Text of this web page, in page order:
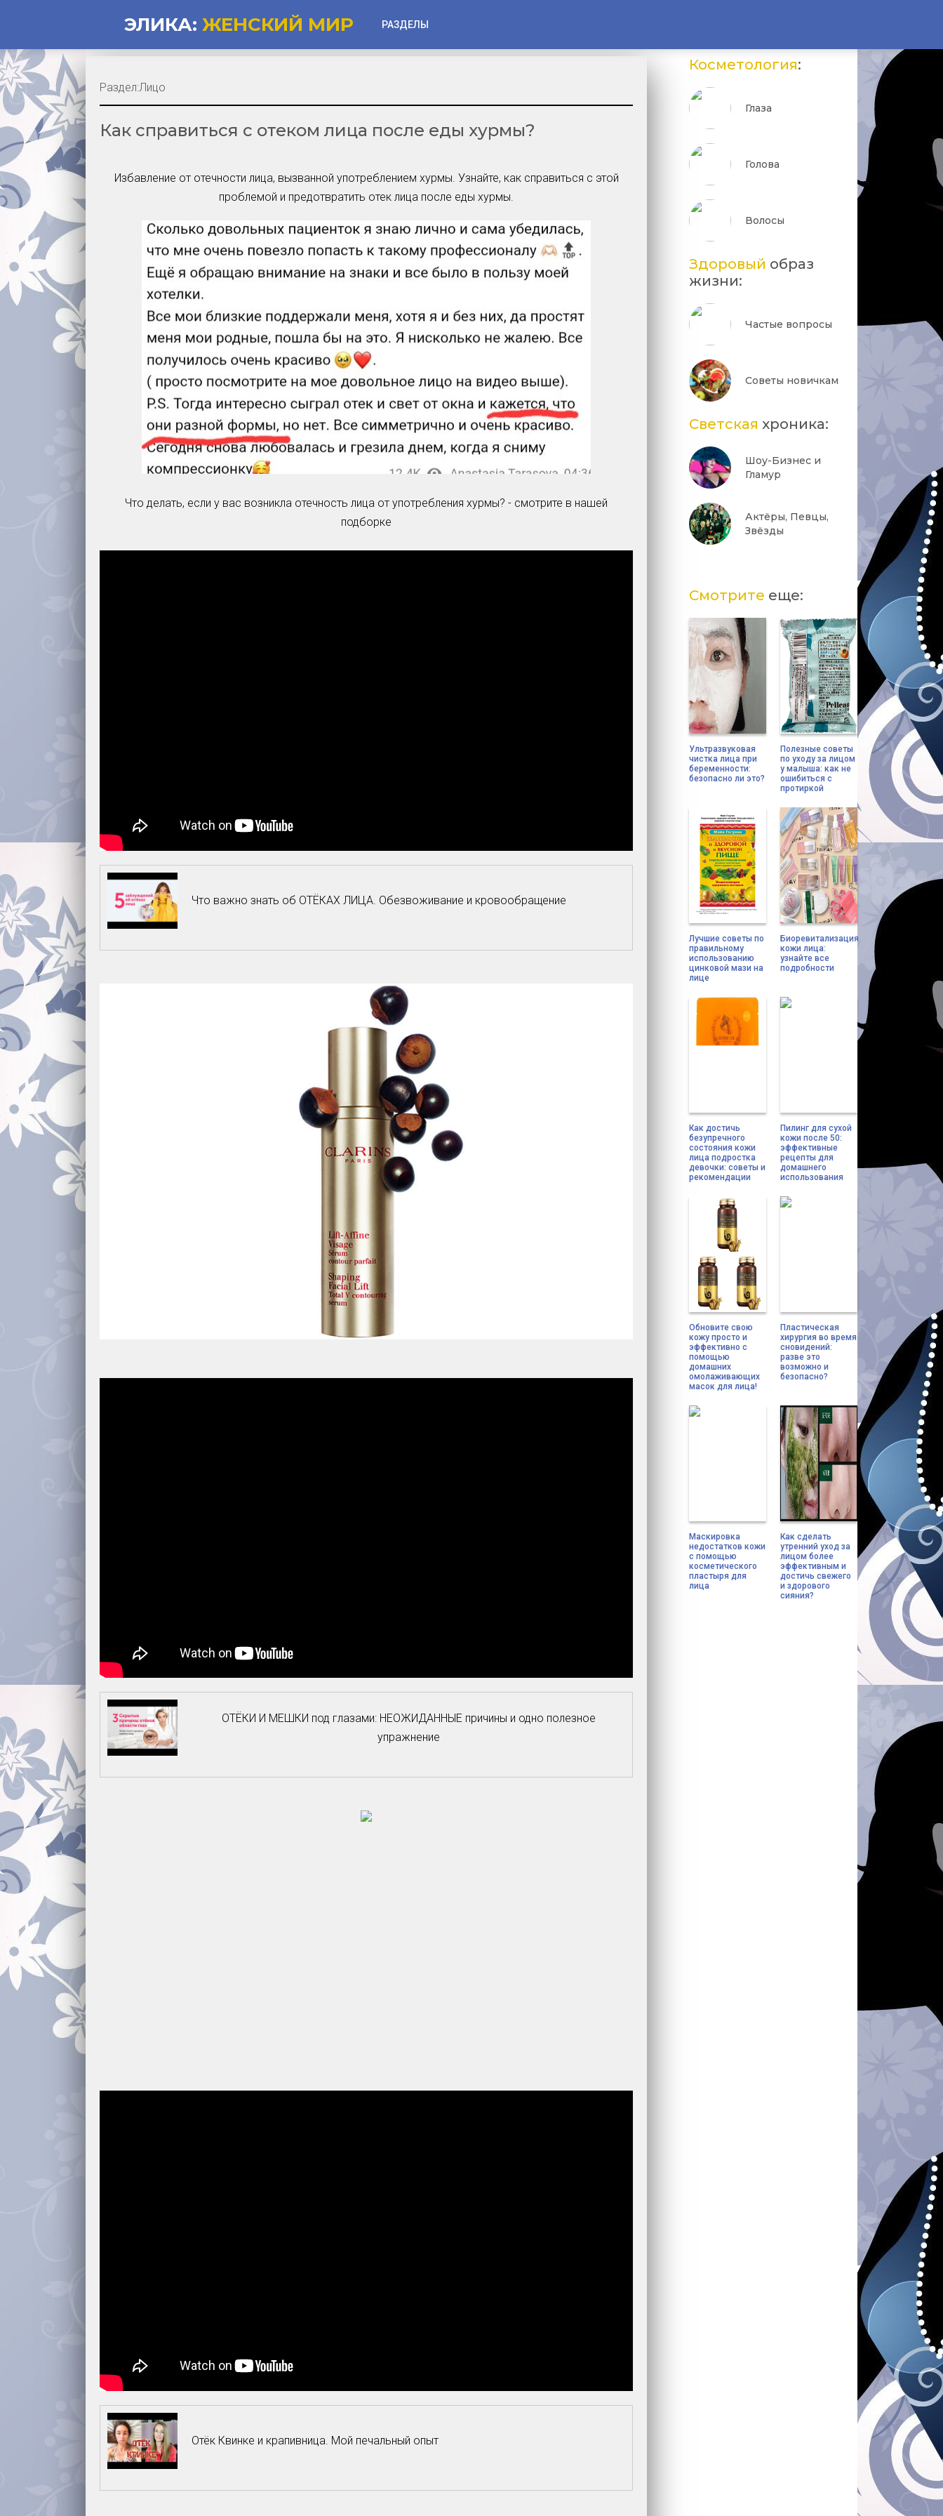
ЭЛИКА: ЖЕНСКИЙ МИР РАЗДЕЛЫ
Губы
Частые вопросы
Шоу-Бизнес и Гламур
Актёры, Певцы, Звёзды
Прошлое и Настоящее
Как справиться с отеком лица после еды хурмы?
Избавление от отечности лица, вызванной употреблением хурмы. Узнайте, как справиться с этой
проблемой и предотвратить отек лица после еды хурмы.
Что делать, если у вас возникла отечность лица от употребления хурмы? - смотрите в нашей
подборке
Что важно знать об ОТЁКАХ ЛИЦА. Обезвоживание и кровообращение
ОТЁКИ И МЕШКИ под глазами: НЕОЖИДАННЫЕ причины и одно полезное
упражнение
Отёк Квинке и крапивница. Мой печальный опыт
Раздел:Лицо
Косметология:
Глаза
Голова
Волосы
Здоровый образ
жизни:
Частые вопросы
Советы новичкам
Светская хроника:
Шоу-Бизнес и
Гламур
Актёры, Певцы,
Звёзды
Смотрите еще:
Ультразвуковая
чистка лица при
беременности:
безопасно ли это?
Полезные советы
по уходу за лицом
у малыша: как не
ошибиться с
протиркой
Лучшие советы по
правильному
использованию
цинковой мази на
лице
Биоревитализация
кожи лица:
узнайте все
подробности
Как достичь
безупречного
состояния кожи
лица подростка
девочки: советы и
рекомендации
Пилинг для сухой
кожи после 50:
эффективные
рецепты для
домашнего
использования
Обновите свою
кожу просто и
эффективно с
помощью
домашних
омолаживающих
масок для лица!
Пластическая
хирургия во время
сновидений:
разве это
возможно и
безопасно?
Маскировка
недостатков кожи
с помощью
косметического
пластыря для
лица
Как сделать
утренний уход за
лицом более
эффективным и
достичь свежего
и здорового
сияния?